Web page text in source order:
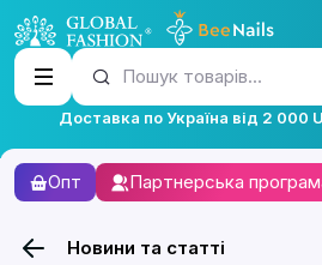
Пошук товарів...
Доставка по Україна від 2 000
Опт Партнерська
Новини та статті